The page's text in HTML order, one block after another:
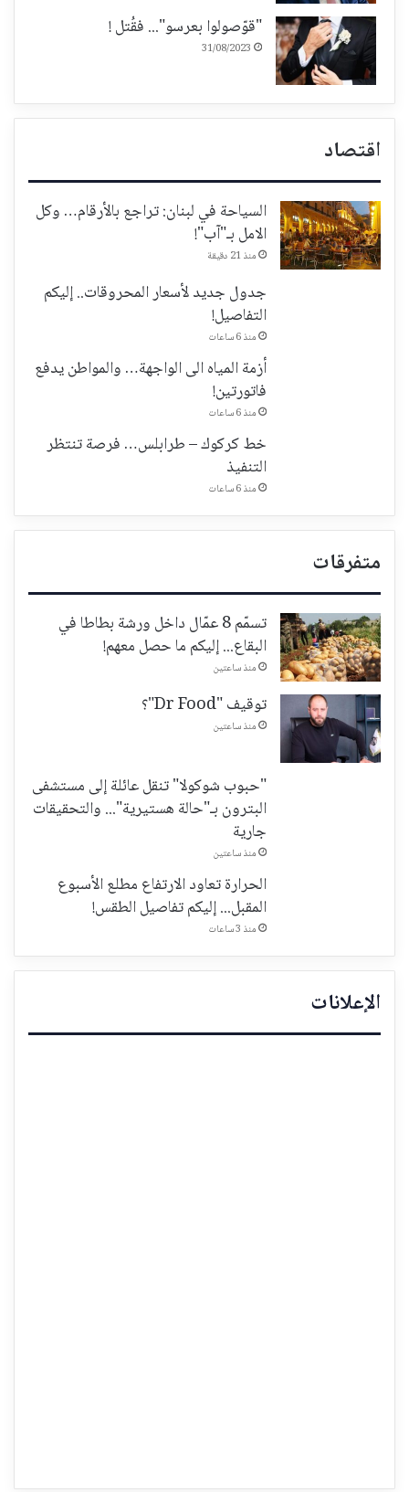
"قوّصولوا بعرسو"... فقُتل !
31/08/2023
اقتصاد
السياحة في لبنان: تراجع بالأرقام… وكل
الامل بـ"آب"!
منذ 21 دقيقة
جدول جديد لأسعار المحروقات.. إليكم
التفاصيل!
منذ 6 ساعات
أزمة المياه الى الواجهة… والمواطن يدفع
فاتورتين!
منذ 6 ساعات
خط كركوك – طرابلس… فرصة تنتظر
التنفيذ
منذ 6 ساعات
متفرقات
تسمّم 8 عمّال داخل ورشة بطاطا في
البقاع... إليكم ما حصل معهم!
منذ ساعتين
توقيف "Dr Food"؟
منذ ساعتين
"حبوب شوكولا" تنقل عائلة إلى مستشفى
البترون بـ"حالة هستيرية"... والتحقيقات
جارية
منذ ساعتين
الحرارة تعاود الارتفاع مطلع الأسبوع
المقبل... إليكم تفاصيل الطقس!
منذ 3 ساعات
الإعلانات